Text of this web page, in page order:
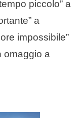
piccolo” a
a
impossibile”
omaggio a